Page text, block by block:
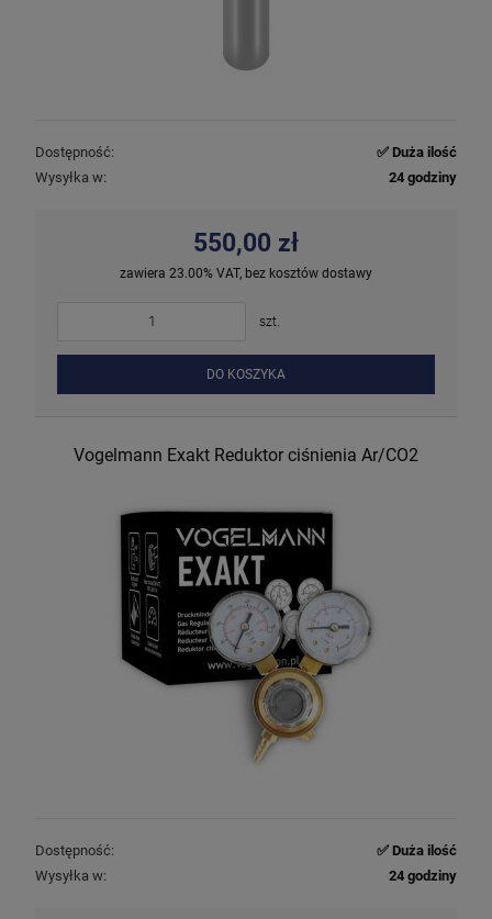
Dostępność:
✅ Duża ilość
Wysyłka w:
24 godziny
550,00 zł
zawiera 23.00% VAT, bez kosztów dostawy
szt.
DO KOSZYKA
Vogelmann Exakt Reduktor ciśnienia Ar/CO2
Dostępność:
✅ Duża ilość
Wysyłka w:
24 godziny